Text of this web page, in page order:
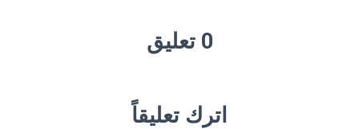
0 تعليق
اترك تعليقاً